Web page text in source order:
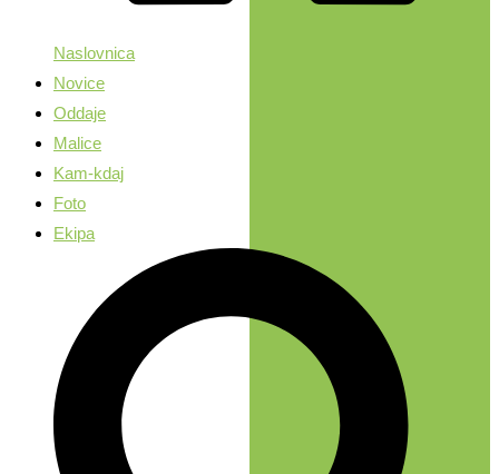
Naslovnica
Novice
Oddaje
Malice
Kam-kdaj
Foto
Ekipa